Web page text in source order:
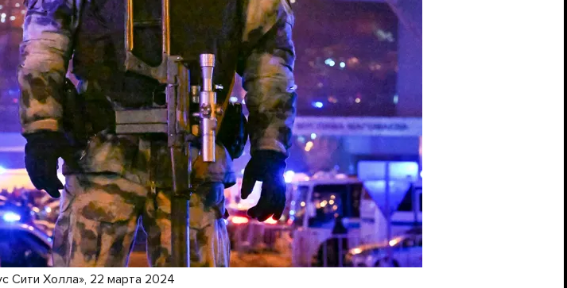
Сити Холла», 22 марта 2024